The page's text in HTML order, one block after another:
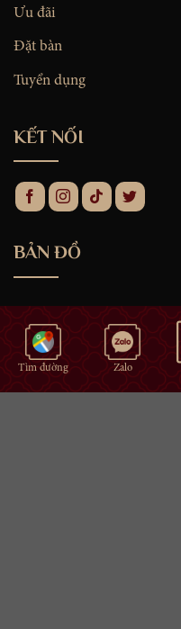
Ưu đãi
Đặt bàn
Tuyển dụng
KẾT NỐI
BẢN ĐỒ
Tìm đường
Zalo